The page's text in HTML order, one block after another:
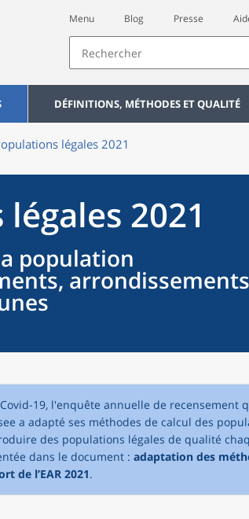
Menu Blog Presse
DÉFINITIONS, MÉTHODES ET QUALITÉ
légales 2021
2021
population
19, l'enquête annuelle de recensement
a adapté ses méthodes de calcul des
des populations légales de qualité
dans le document : adaptation des
de l’EAR 2021.